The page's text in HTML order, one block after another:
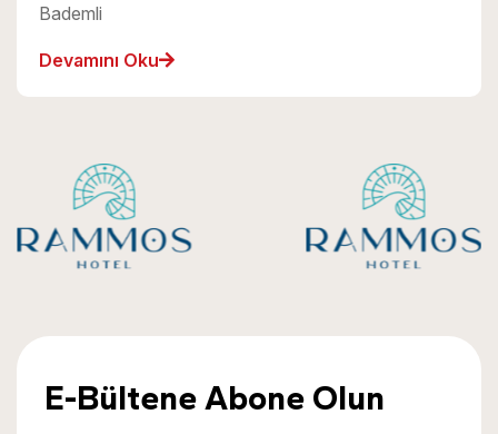
Bademli
Devamını Oku
E-Bültene Abone Olun